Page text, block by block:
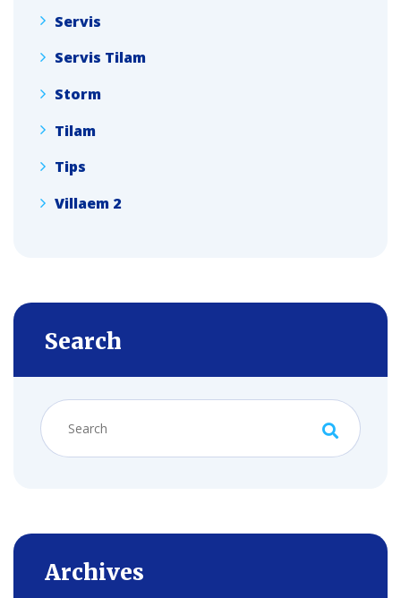
Servis
Servis Tilam
Storm
Tilam
Tips
Villaem 2
Search
Archives